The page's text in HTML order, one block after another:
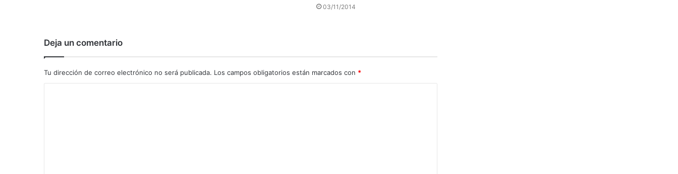
03/11/2014
Deja un comentario
Tu dirección de correo electrónico no será publicada. Los campos obligatorios están marcados con *